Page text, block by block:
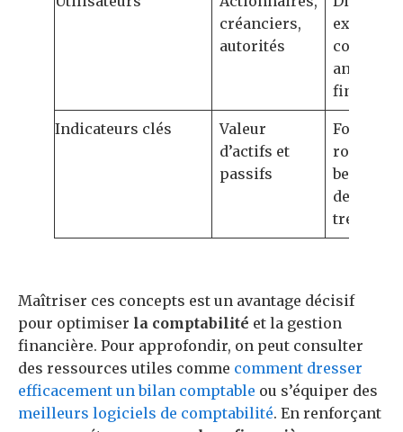
créanciers,
autorités
experts-
analystes
Indicateurs clés
Valeur
d’actifs et
passifs
Fonds de
besoin
de
Maîtriser ces concepts est un avantage décisif
pour optimiser la comptabilité et la gestion
financière. Pour approfondir, on peut consulter
des ressources utiles comme comment dresser
efficacement un bilan comptable ou s’équiper des
meilleurs logiciels de comptabilité. En renforçant